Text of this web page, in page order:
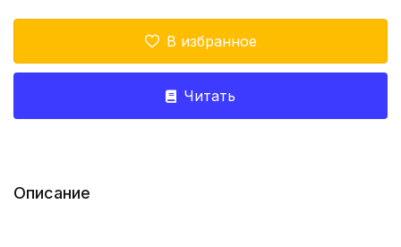
В избранное
Читать
Описание